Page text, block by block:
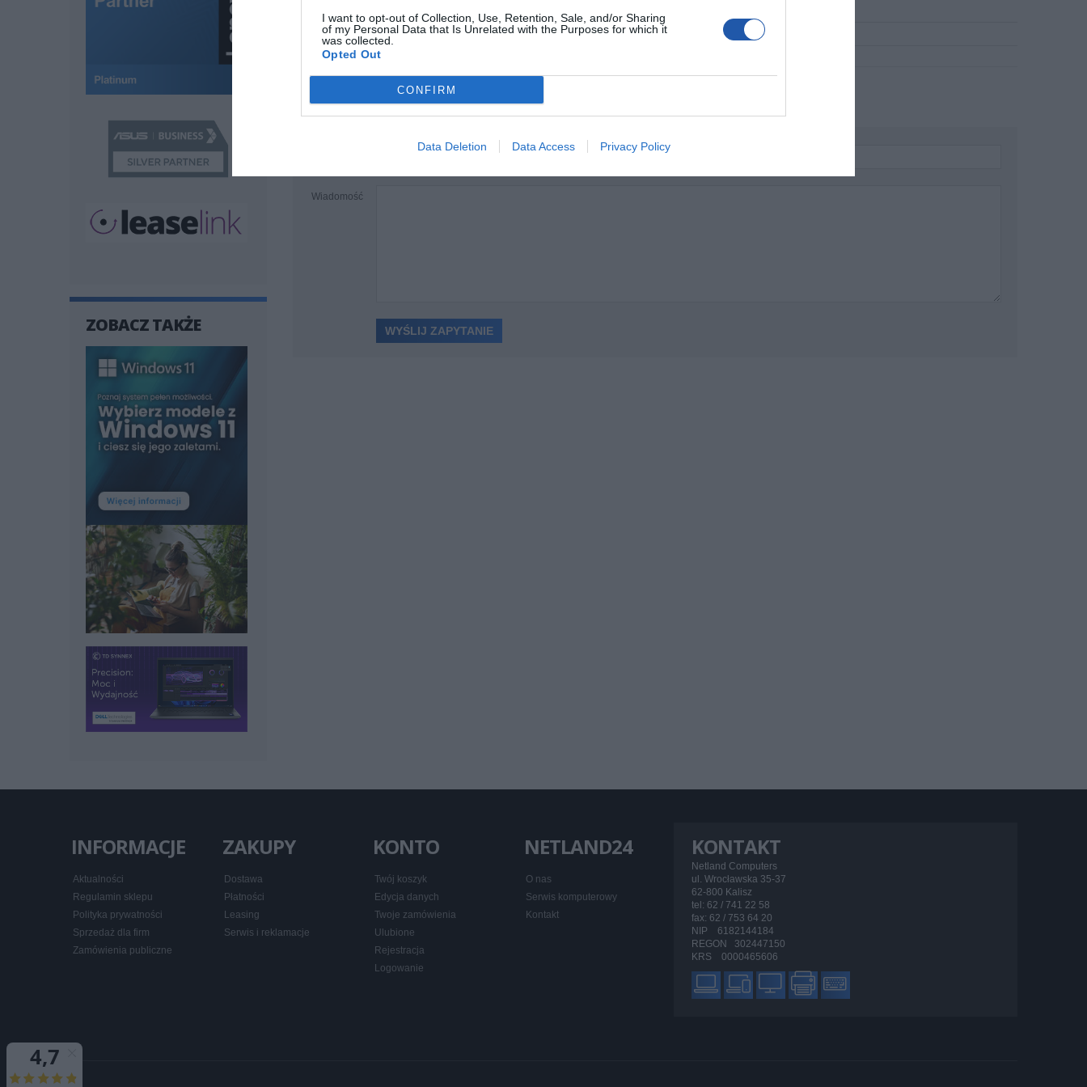
I want to opt-out of Collection, Use, Retention, Sale, and/or Sharing
of my Personal Data that Is Unrelated with the Purposes for which it
was collected.
Opted Out
CONFIRM
Data Deletion Data Access Privacy Policy
ZOBACZ TAKŻE
Pomoc techniczna http://www.logilink.eu/content/support?seticlanguage=en
ZAPYTANIE O PRODUKT
Wiadomość
KONTAKT
Netland Computers
ul. Wrocławska 35-37
62-800 Kalisz
tel: 62 / 741 22 58
fax: 62 / 753 64 20
NIP 6182144184
REGON 302447150
KRS 0000465606
INFORMACJE
Aktualności
Regulamin sklepu
Polityka prywatności
Sprzedaż dla firm
Zamówienia publiczne
ZAKUPY
Dostawa
Płatności
Leasing
Serwis i reklamacje
KONTO
Twój koszyk
Edycja danych
Twoje zamówienia
Ulubione
Rejestracja
Logowanie
NETLAND24
O nas
Serwis komputerowy
Kontakt